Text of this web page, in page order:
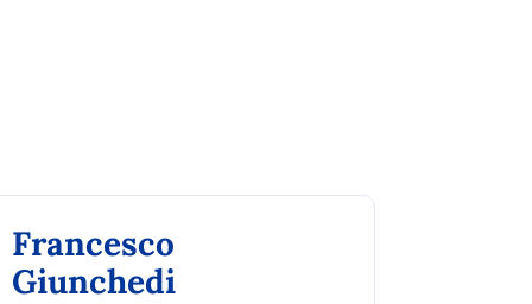
Francesco
Giunchedi